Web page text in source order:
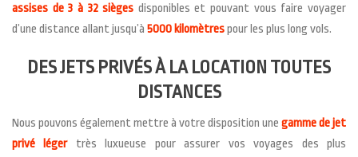
assises de 3 à 32 sièges disponibles et pouvant vous faire voyager
d’une distance allant jusqu’à 5000 kilomètrespour les plus long vols.
DES JETS PRIVÉS À LA LOCATION TOUTES
DISTANCES
Nous pouvons également mettre à votre disposition une gamme de jet
privé légertrès luxueuse pour assurer vos voyages des plus